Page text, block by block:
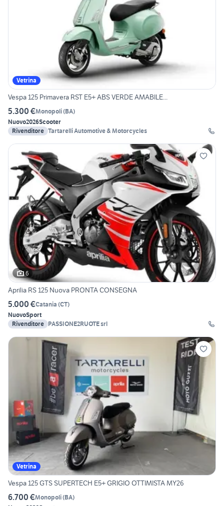
Vetrina
Vespa 125 Primavera RST E5+ ABS VERDE AMABILE...
5.300 €Monopoli(BA)
Nuovo2026Scooter
Rivenditore Tartarelli Automotive & Motorcycles
6
Aprilia RS 125 Nuova PRONTA CONSEGNA
5.000 €Catania (CT)
NuovoSport
Rivenditore PASSIONE2RUOTE srl
Vetrina
Vespa 125 GTS SUPERTECH E5+ GRIGIO OTTIMISTA MY26
6.700 €Monopoli(BA)